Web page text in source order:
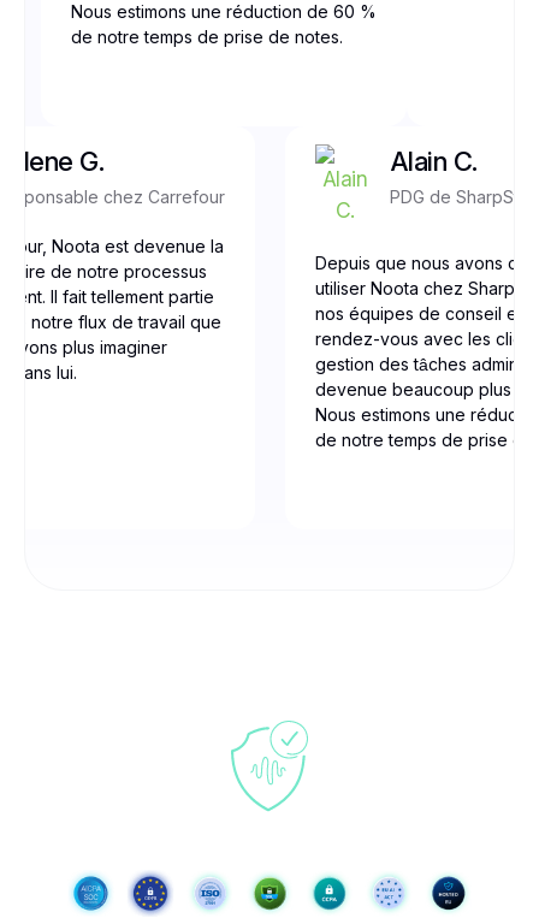
Nous estimons une réduction de 60 %
de notre temps de prise de notes.
G.
chez Carrefour
Noota est devenue la
de notre processus
Il fait tellement partie
de notre flux de travail que
plus imaginer
sans lui.
Alain C.
PDG de
Depuis que nous avons
utiliser Noota chez
nos équipes de conseil et
rendez-vous avec les
gestion des tâches
devenue beaucoup plus
Nous estimons une
de notre temps de prise de